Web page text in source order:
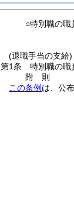
○特別職の職
(退職手当の支給)
第1条
特別職の職
附 則
この条例 は、公